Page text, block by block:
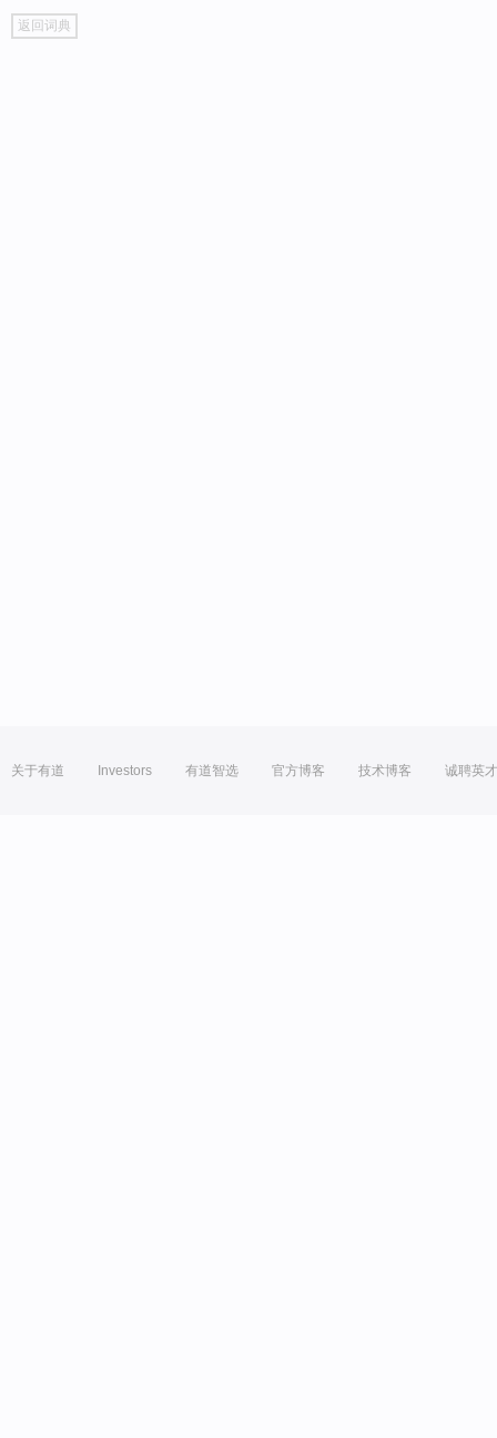
go
top
返回词典
关于有道 Investors 有道智选 官方博客 技术博客 诚聘英才